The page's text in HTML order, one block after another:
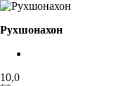
Рухшонахон
10,0